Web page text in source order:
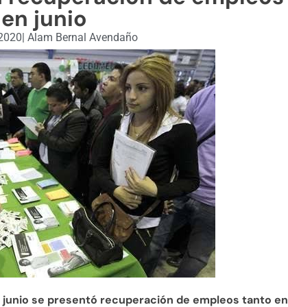
en junio
Alam Bernal Avendaño
se presentó recuperación de empleos tanto en